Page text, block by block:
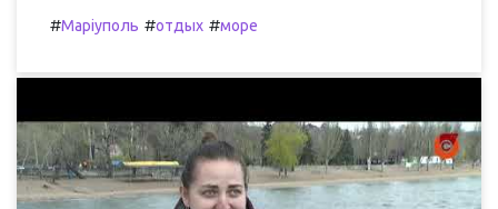
#Маріуполь #отдых #море